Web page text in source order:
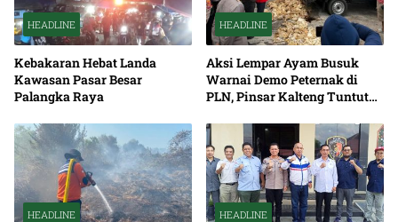
HEADLINE
Kebakaran Hebat Landa
Kawasan Pasar Besar
Palangka Raya
HEADLINE
Aksi Lempar Ayam Busuk
Warnai Demo Peternak di
PLN, Pinsar Kalteng Tuntut
HEADLINE HEADLINE